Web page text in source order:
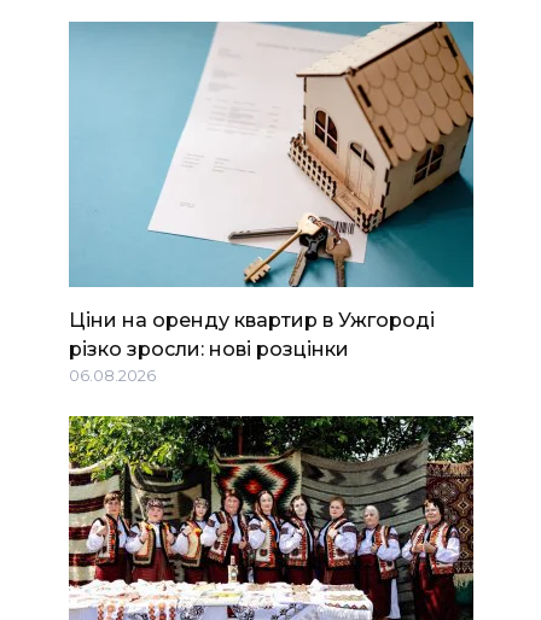
Ціни на оренду квартир в Ужгороді
різко зросли: нові розцінки
06.08.2026